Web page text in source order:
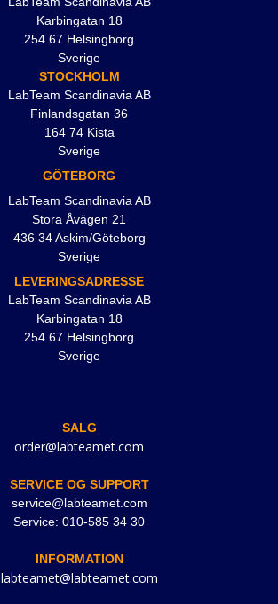
Karbingatan 18
254 67 Helsingborg
Sverige
STOCKHOLM
LabTeam Scandinavia AB
Finlandsgatan 36
164 74 Kista
Sverige
GÖTEBORG
LabTeam Scandinavia AB
Stora Åvägen 21
436 34 Askim/Göteborg
Sverige
LEVERINGSADRESSE
LabTeam Scandinavia AB
Karbingatan 18
254 67 Helsingborg
Sverige
SALG
order@labteamet.com
SERVICE OG SUPPORT
service@labteamet.com
Service: 010-585 34 30
INFORMATION
labteamet@labteamet.com